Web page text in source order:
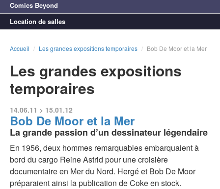
Comics Beyond
Location de salles
Accueil / Les grandes expositions temporaires / Bob De Moor et la Mer
Les grandes expositions
temporaires
14.06.11 > 15.01.12
Bob De Moor et la Mer
La grande passion d’un dessinateur légendaire
En 1956, deux hommes remarquables embarquaient à
bord du cargo Reine Astrid pour une croisière
documentaire en Mer du Nord. Hergé et Bob De Moor
préparaient ainsi la publication de Coke en stock.